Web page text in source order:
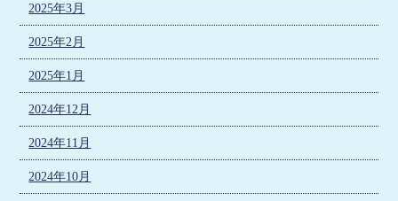
2025年3月
2025年2月
2025年1月
2024年12月
2024年11月
2024年10月